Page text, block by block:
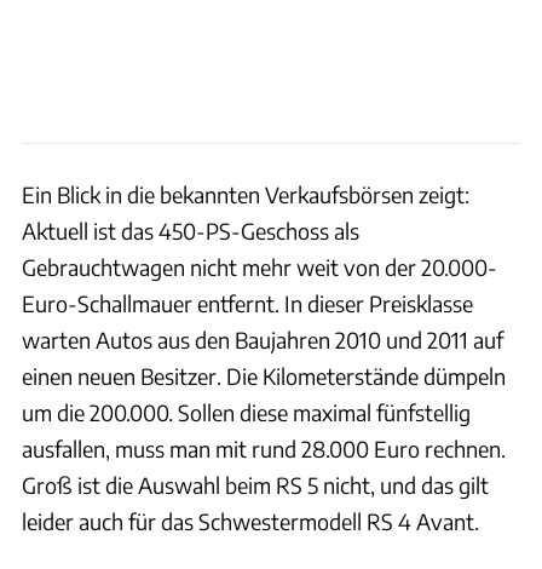
Ein Blick in die bekannten Verkaufsbörsen zeigt:
Aktuell ist das 450-PS-Geschoss als
Gebrauchtwagen nicht mehr weit von der 20.000-
Euro-Schallmauer entfernt. In dieser Preisklasse
warten Autos aus den Baujahren 2010 und 2011 auf
einen neuen Besitzer. Die Kilometerstände dümpeln
um die 200.000. Sollen diese maximal fünfstellig
ausfallen, muss man mit rund 28.000 Euro rechnen.
Groß ist die Auswahl beim RS 5 nicht, und das gilt
leider auch für das Schwestermodell RS 4 Avant.